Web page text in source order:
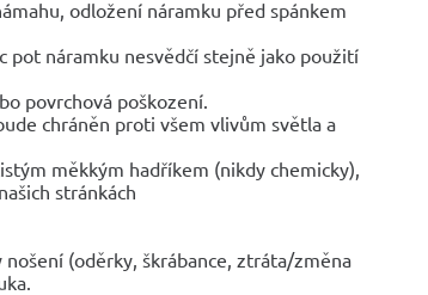
odložení náramku před spánkem
náramku nesvědčí stejně jako použití
povrchová poškození.
chráněn proti všem vlivům světla a
měkkým hadříkem (nikdy chemicky),
stránkách
(oděrky, škrábance, ztráta/změna